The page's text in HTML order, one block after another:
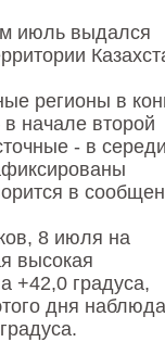
июль выдался
регионы в
начале второй
- в
в
8 июля на
высокая
+42,0 градуса,
дня